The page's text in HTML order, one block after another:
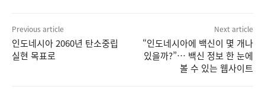
Previous article
인도네시아 2060년 탄소중립
실현 목표로
Next article
“인도네시아에 백신이 몇 개나
있을까?”… 백신 정보 한 눈에
볼 수 있는 웹사이트